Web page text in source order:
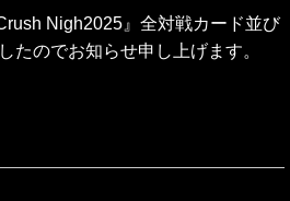
Nigh2025』全対戦カード並び
たのでお知らせ申し上げます。